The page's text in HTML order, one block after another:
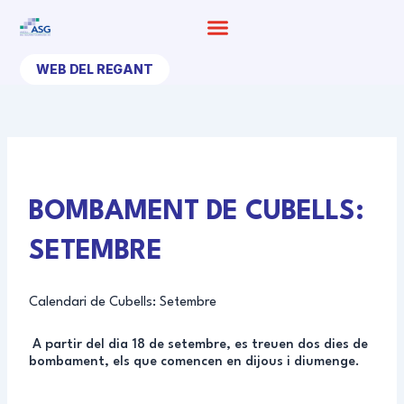
WEB DEL REGANT
BOMBAMENT DE CUBELLS:
SETEMBRE
Calendari de Cubells: Setembre
A partir del dia 18 de setembre, es treuen dos dies de
bombament, els que comencen en dijous i diumenge.